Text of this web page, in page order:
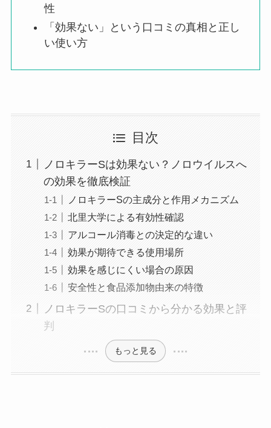
性
「効果ない」という口コミの真相と正し
い使い方
目次
ノロキラーSは効果ない？ノロウイルスへ
の効果を徹底検証
ノロキラーSの主成分と作用メカニズム
北里大学による有効性確認
アルコール消毒との決定的な違い
効果が期待できる使用場所
効果を感じにくい場合の原因
安全性と食品添加物由来の特徴
ノロキラーSの口コミから分かる効果と評
判
もっと見る